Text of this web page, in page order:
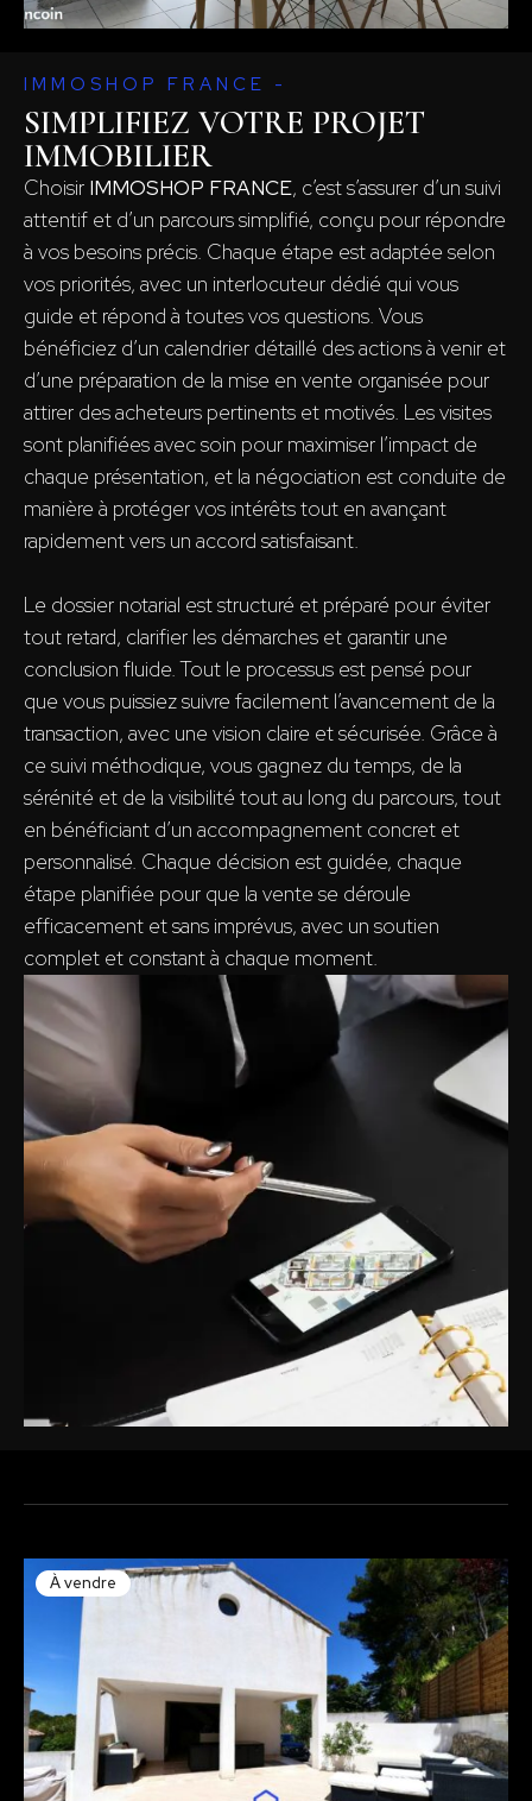
IMMOSHOP FRANCE -
SIMPLIFIEZ VOTRE PROJET
IMMOBILIER
Choisir IMMOSHOP FRANCE, c’est s’assurer d’un suivi
attentif et d’un parcours simplifié, conçu pour répondre
à vos besoins précis. Chaque étape est adaptée selon
vos priorités, avec un interlocuteur dédié qui vous
guide et répond à toutes vos questions. Vous
bénéficiez d’un calendrier détaillé des actions à venir et
d’une préparation de la mise en vente organisée pour
attirer des acheteurs pertinents et motivés. Les visites
sont planifiées avec soin pour maximiser l’impact de
chaque présentation, et la négociation est conduite de
manière à protéger vos intérêts tout en avançant
rapidement vers un accord satisfaisant.
Le dossier notarial est structuré et préparé pour éviter
tout retard, clarifier les démarches et garantir une
conclusion fluide. Tout le processus est pensé pour
que vous puissiez suivre facilement l’avancement de la
transaction, avec une vision claire et sécurisée. Grâce à
ce suivi méthodique, vous gagnez du temps, de la
sérénité et de la visibilité tout au long du parcours, tout
en bénéficiant d’un accompagnement concret et
personnalisé. Chaque décision est guidée, chaque
étape planifiée pour que la vente se déroule
efficacement et sans imprévus, avec un soutien
complet et constant à chaque moment.
À vendre